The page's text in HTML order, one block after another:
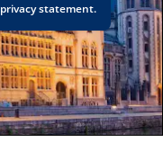
privacy statement.